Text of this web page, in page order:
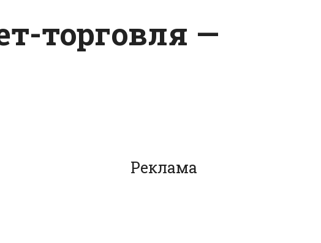
торговля —
Реклама